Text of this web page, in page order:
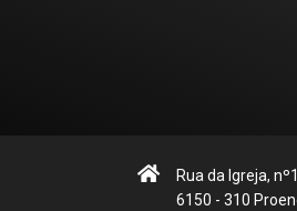
Rua da Igreja,
6150 - 310